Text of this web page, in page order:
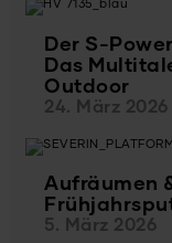
Der S-
Das
Outdoor
24. März 2026
Aufräumen
5. März 2026